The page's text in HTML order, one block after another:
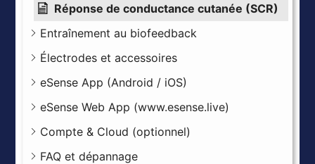
Réponse de conductance cutanée (SCR)
Entraînement au biofeedback
Électrodes et accessoires
eSense App (Android / iOS)
eSense Web App (www.esense.live)
Compte & Cloud (optionnel)
FAQ et dépannage